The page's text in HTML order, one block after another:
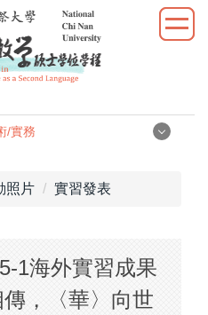
/實務
照片 實習發表
1海外實習成果
，〈華〉向世